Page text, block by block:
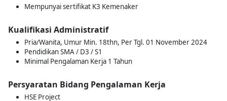
Mempunyai sertifikat K3 Kemenaker
Kualifikasi Administratif
Pria/Wanita, Umur Min. 18thn, Per Tgl. 01 November 2024
Pendidikan SMA / D3 / S1
Minimal Pengalaman Kerja 1 Tahun
Persyaratan Bidang Pengalaman Kerja
HSE Project